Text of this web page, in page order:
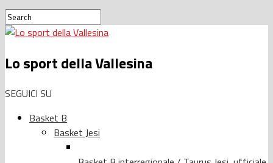
Lo sport della Vallesina
SEGUICI SU
Basket B
Basket Jesi